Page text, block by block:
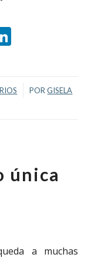
LinkedIn
PORGISELA
única
a muchas